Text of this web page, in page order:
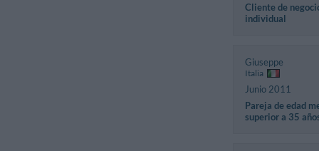
Cliente de
individual
Giuseppe
Italia
Junio 2011
Pareja de edad
superior a 35